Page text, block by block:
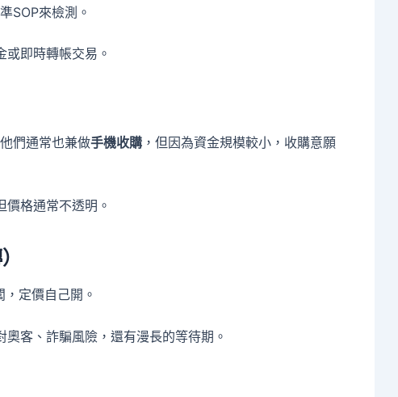
SOP來檢測。
即時轉帳交易。
們通常也兼做手機收購 ，但因為資金規模較小，收購意願
格通常不透明。
定價自己開。
客、詐騙風險，還有漫長的等待期。